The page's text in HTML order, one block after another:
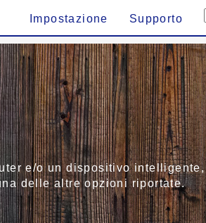
Impostazione Supporto
e/o un dispositivo intelligente,
delle altre opzioni riportate.